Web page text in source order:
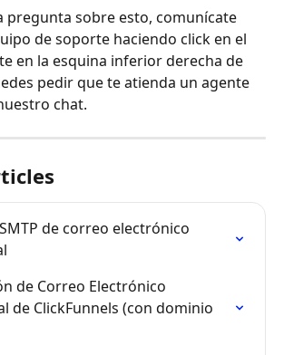
pregunta sobre esto, comunícate
de soporte haciendo click en el
en la esquina inferior derecha de
pedir que te atienda un agente
chat.
de correo electrónico
de Correo Electrónico
de ClickFunnels (con dominio